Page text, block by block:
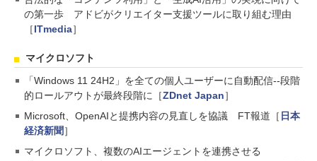
の第一歩 アドビがクリエイター支援ツールに取り組む理由
［ITmedia］
マイクロソフト
「Windows 11 24H2」を全ての個人ユーザーに自動配信--段階
的ロールアウトが最終段階に［ZDnet Japan］
Microsoft、OpenAIと提携内容の見直しを協議 FT報道［ 日本
経済新聞］
マイクロソフト、複数のAIエージェントを連携させる